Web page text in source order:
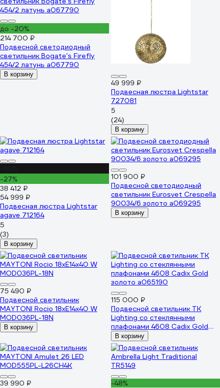
до -20%
214 700 ₽
Подвесной светодиодный
светильник Bogate's Firefly
454/2 латунь a067790
В корзину
49 999 ₽
Подвесная люстра Lightstar
727081
5
(24)
В корзину
-27%
38 412 ₽
54 999 ₽
Подвесная люстра Lightstar
agave 712164
5
(3)
В корзину
101 900 ₽
Подвесной светодиодный
светильник Eurosvet Crespella
90034/6 золото a069295
В корзину
75 490 ₽
Подвесной светильник
MAYTONI Rocio 18хE14x40 W
MOD036PL-18N
В корзину
115 000 ₽
Подвесной светильник TK
Lighting со стеклянными
плафонами 4608 Cadix Gold
золото a065190
В корзину
39 990 ₽
-48%